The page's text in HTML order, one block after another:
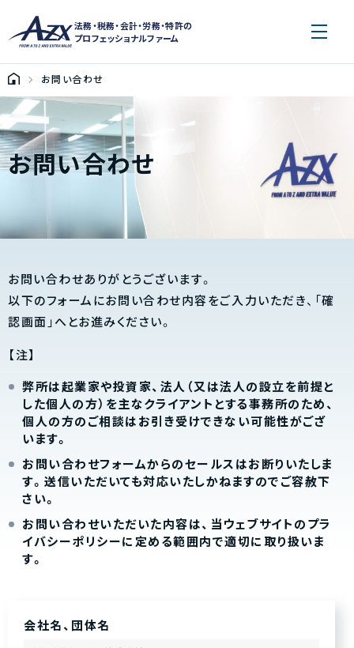
法務・税務・会計・労務・特許の
プロフェッショナルファーム
お問い合わせ
お問い合わせ
お問い合わせありがとうございます。
以下のフォームにお問い合わせ内容をご入力いただき、「確
認画面」へとお進みください。
【注】
弊所は起業家や投資家、法人（又は法人の設立を前提と
した個人の方）を主なクライアントとする事務所のため、
個人の方のご相談はお引き受けできない可能性がござ
います。
お問い合わせフォームからのセールスはお断りいたしま
す。送信いただいても対応いたしかねますのでご容赦下
さい。
お問い合わせいただいた内容は、当ウェブサイトのプラ
イバシーポリシーに定める範囲内で適切に取り扱いま
す。
会社名、団体名